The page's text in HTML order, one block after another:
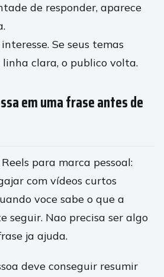
de responder, aparece
Se seus temas
clara, o publico volta.
em uma frase antes de
para marca pessoal:
com vídeos curtos
voce sabe o que a
seguir. Nao precisa ser algo
ja ajuda.
deve conseguir resumir